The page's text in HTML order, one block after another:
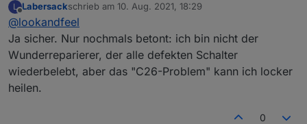
ich hätte auch einen defekten Schalter vor dem
"entlohnen".
L
Offline
Labersackschrieb am 10. Aug. 2021, 18:29
zuletzt editiert von
@lookandfeel
Ja sicher. Nur nochmals betont: ich bin nicht der
Wunderreparierer, der alle defekten Schalter
wiederbelebt, aber das "C26-Problem" kann ich locker
heilen.
0